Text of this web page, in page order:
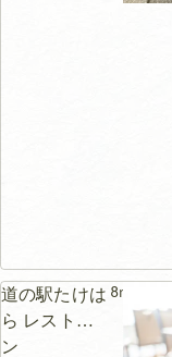
道の駅たけは
ら レストラ
ン
8m